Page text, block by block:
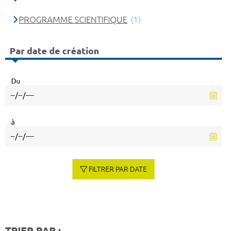
PROGRAMME SCIENTIFIQUE (1)
Par date de création
Du
à
FILTRER PAR DATE